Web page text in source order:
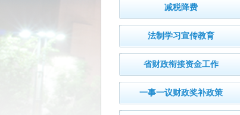
减税降费
法制学习宣传教育
省财政衔接资金工作
一事一议财政奖补政策